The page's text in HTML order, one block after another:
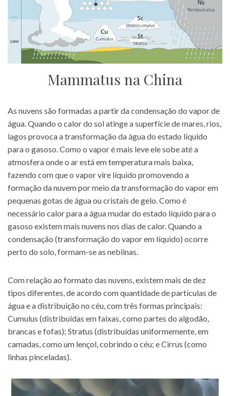
Mammatus na China
As nuvens são formadas a partir da condensação do vapor de
água. Quando o calor do sol atinge a superfície de mares, rios,
lagos provoca a transformação da água do estado líquido
para o gasoso. Como o vapor é mais leve ele sobe até a
atmosfera onde o ar está em temperatura mais baixa,
fazendo com que o vapor vire líquido promovendo a
formação da nuvem por meio da transformação do vapor em
pequenas gotas de água ou cristais de gelo. Como é
necessário calor para a água mudar do estado líquido para o
gasoso existem mais nuvens nos dias de calor. Quando a
condensação (transformação do vapor em líquido) ocorre
perto do solo, formam-se as neblinas.
Com relação ao formato das nuvens, existem mais de dez
tipos diferentes, de acordo com quantidade de partículas de
água e a distribuição no céu, com três formas principais:
Cumulus (distribuídas em faixas, como partes do algodão,
brancas e fofas); Stratus (distribuídas uniformemente, em
camadas, como um lençol, cobrindo o céu; e Cirrus (como
linhas pinceladas).